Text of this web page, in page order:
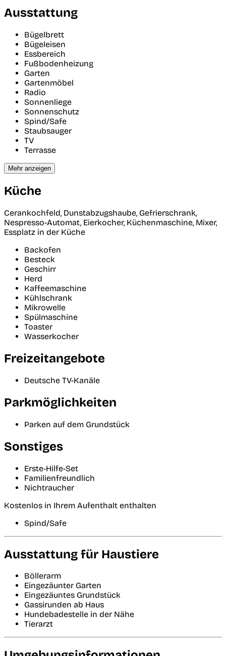
Ausstattung
Bügelbrett
Bügeleisen
Essbereich
Fußbodenheizung
Garten
Gartenmöbel
Radio
Sonnenliege
Sonnenschutz
Spind/Safe
Staubsauger
TV
Terrasse
Mehr anzeigen
Küche
Cerankochfeld, Dunstabzugshaube, Gefrierschrank,
Nespresso-Automat, Eierkocher, Küchenmaschine, Mixer,
Essplatz in der Küche
Backofen
Besteck
Geschirr
Herd
Kaffeemaschine
Kühlschrank
Mikrowelle
Spülmaschine
Toaster
Wasserkocher
Freizeitangebote
Deutsche TV-Kanäle
Parkmöglichkeiten
Parken auf dem Grundstück
Sonstiges
Erste-Hilfe-Set
Familienfreundlich
Nichtraucher
Kostenlos in Ihrem Aufenthalt enthalten
Spind/Safe
Ausstattung für Haustiere
Böllerarm
Eingezäunter Garten
Eingezäuntes Grundstück
Gassirunden ab Haus
Hundebadestelle in der Nähe
Tierarzt